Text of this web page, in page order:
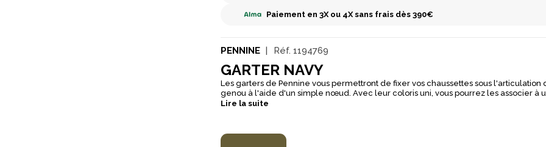
Paiement en 3X ou 4X sans frais dès 390€
PENNINE Réf. 1194769
GARTER NAVY
Les garters de Pennine vous permettront de fixer vos chaussettes sous l'articulation
genou à l'aide d'un simple nœud. Avec leur coloris uni, vous pourrez les associer à une
chaussette de même couleur, ou à une chaussette de couleur différente afin de
Lire la suite